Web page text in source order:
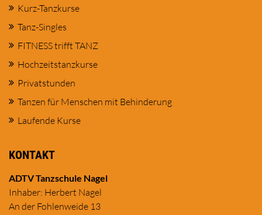
Kurz-Tanzkurse
Tanz-Singles
FITNESS trifft TANZ
Hochzeitstanzkurse
Privatstunden
Tanzen für Menschen mit Behinderung
Laufende Kurse
KONTAKT
ADTV Tanzschule Nagel
Inhaber: Herbert Nagel
An der Fohlenweide 13